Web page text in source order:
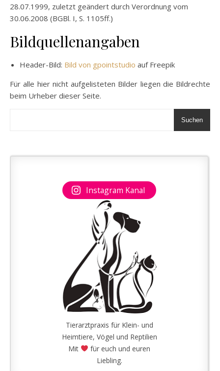
28.07.1999, zuletzt geändert durch Verordnung vom
30.06.2008 (BGBl. I, S. 1105ff.)
Bildquellenangaben
Header-Bild: Bild von gpointstudio auf Freepik
Für alle hier nicht aufgelisteten Bilder liegen die Bildrechte
beim Urheber dieser Seite.
Suchen
Instagram Kanal
Tierarztpraxis für Klein- und
Heimtiere, Vögel und Reptilien
Mit
für euch und euren
Liebling.